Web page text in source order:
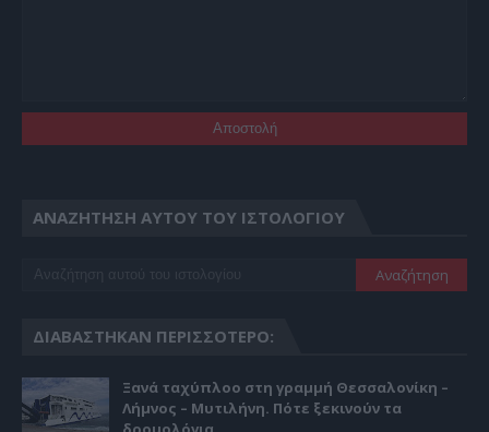
ΑΝΑΖΉΤΗΣΗ ΑΥΤΟΎ ΤΟΥ ΙΣΤΟΛΟΓΊΟΥ
ΔΙΑΒΆΣΤΗΚΑΝ ΠΕΡΙΣΣΌΤΕΡΟ:
Ξανά ταχύπλοο στη γραμμή Θεσσαλονίκη –
Λήμνος – Μυτιλήνη. Πότε ξεκινούν τα